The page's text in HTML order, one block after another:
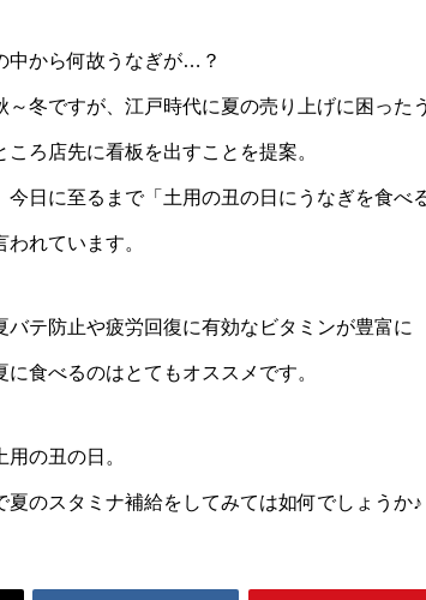
中から何故うなぎが…？
～冬ですが、江戸時代に夏の売り上げに困った
ろ店先に看板を出すことを提案。
日に至るまで「土用の丑の日にうなぎを食べる
れています。
バテ防止や疲労回復に有効なビタミンが豊富に
食べるのはとてもオススメです。
用の丑の日。
夏のスタミナ補給をしてみては如何でしょうか♪